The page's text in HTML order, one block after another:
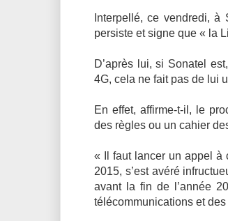
Interpellé, ce vendredi, à
persiste et signe que « la
D’après lui, si Sonatel
4G, cela ne fait pas de lui
En effet, affirme-t-il, le
des règles ou un cahier
« Il faut lancer un appel à
2015, s’est avéré
avant la fin de l’année
télécommunications et des